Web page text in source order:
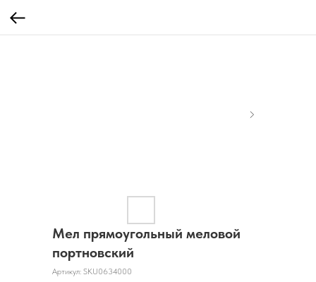
Мел прямоугольный меловой
портновский
Артикул: SKU0634000